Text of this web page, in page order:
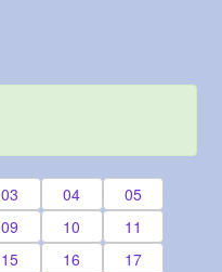
03 04
05
09 10
11
15 16
17